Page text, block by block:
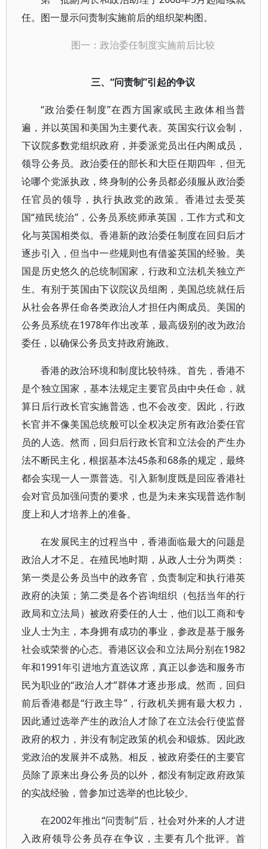
任。图一显示问责制实施前后的组织架构图。
图一：政治委任制度实施前后比较
三、“问责制”引起的争议
“政治委任制度”在西方国家或民主政体相当普
遍，并以英国和美国为主要代表。英国实行议会制，
下议院多数党组织政府，并委派党员出任内阁成员，
领导公务员。政治委任的部长和大臣任期四年，但无
论哪个党派执政，终身制的公务员都必须服从政治委
任官员的领导，执行执政党的政策。香港过去受英
国“殖民统治”，公务员系统师承英国，工作方式和文
化与英国相类似。香港新的政治委任制度在回归后才
逐步引入，但当中一些规则也有借鉴英国的经验。美
国是历史悠久的总统制国家，行政和立法机关独立产
生。有别于英国由下议院议员组阁，美国总统就任后
从社会各界任命各类政治人才担任内阁成员。美国的
公务员系统在1978年作出改革，最高级别的改为政治
委任，以确保公务员支持政府施政。
香港的政治环境和制度比较特殊。首先，香港不
是个独立国家，基本法规定主要官员由中央任命，就
算日后行政长官实施普选，也不会改变。因此，行政
长官并不像美国总统般可以全权决定所有政治委任官
员的人选。然而，回归后行政长官和立法会的产生办
法不断民主化，根据基本法45条和68条的规定，最终
都会实现一人一票普选。引入新制度既是回应香港社
会对官员加强问责的要求，也是为未来实现普选作制
度上和人才培养上的准备。
在发展民主的过程当中，香港面临最大的问题是
政治人才不足。在殖民地时期，从政人士分为两类：
第一类是公务员当中的政务官，负责制定和执行港英
政府的决策；第二类是各个咨询组织（包括当年的行
政局和立法局）被政府委任的人士，他们以工商和专
业人士为主，本身拥有成功的事业，参政是基于服务
社会或荣誉的心态。香港区议会和立法局分别在1982
年和1991年引进地方直选议席，真正以参选和服务市
民为职业的“政治人才”群体才逐步形成。然而，回归
前后香港都是“行政主导”，行政机关拥有最大权力，
因此通过选举产生的政治人才除了在立法会行使监督
政府的权力，并没有制定政策的机会和锻炼。因此政
党政治的发展并不成熟。相反，被政府委任的主要官
员除了原来出身公务员的以外，都没有制定政府政策
的实战经验，曾参加过选举的也比较少。
在2002年推出“问责制”后，社会对外来的人才进
入政府领导公务员存在争议，主要有几个批评。首